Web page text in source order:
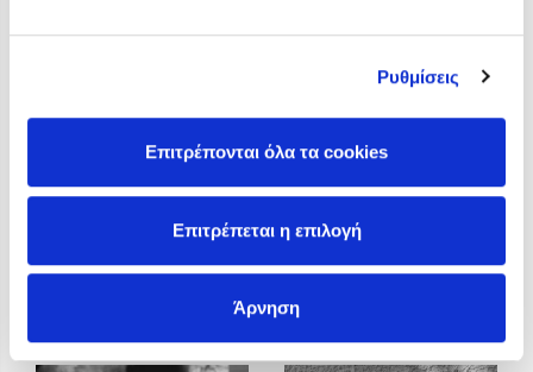
Ρυθμίσεις
Επιτρέπονται όλα τα cookies
Επιτρέπεται η επιλογή
Άρνηση
Η Δανάη Δεληγεώργη στον Πύργο Κύμης
Ο Κώστας Κρομμύδας στο Παλαιοχώρι Καλαμπάκας
Χαλκιδικής
Ο Στέφανος Ξενάκης στη Χίο
Ο Κώστας Κρομμύδας & η Μαρίνα Γιώτη στο 54o Φεστιβάλ
Χριστοδουλόπουλος